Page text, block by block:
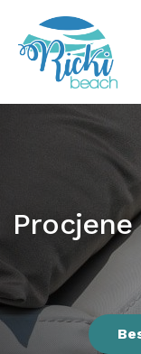
Suncobrani
Ležaljke
Drvene ležaljke